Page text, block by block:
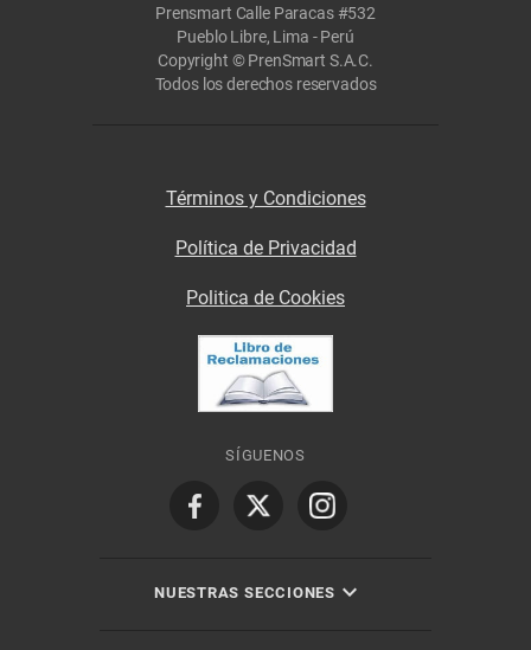
Prensmart Calle Paracas #532
Pueblo Libre, Lima - Perú
Copyright © PrenSmart S.A.C.
Todos los derechos reservados
Términos y Condiciones
Política de Privacidad
Politica de Cookies
SÍGUENOS
NUESTRAS SECCIONES